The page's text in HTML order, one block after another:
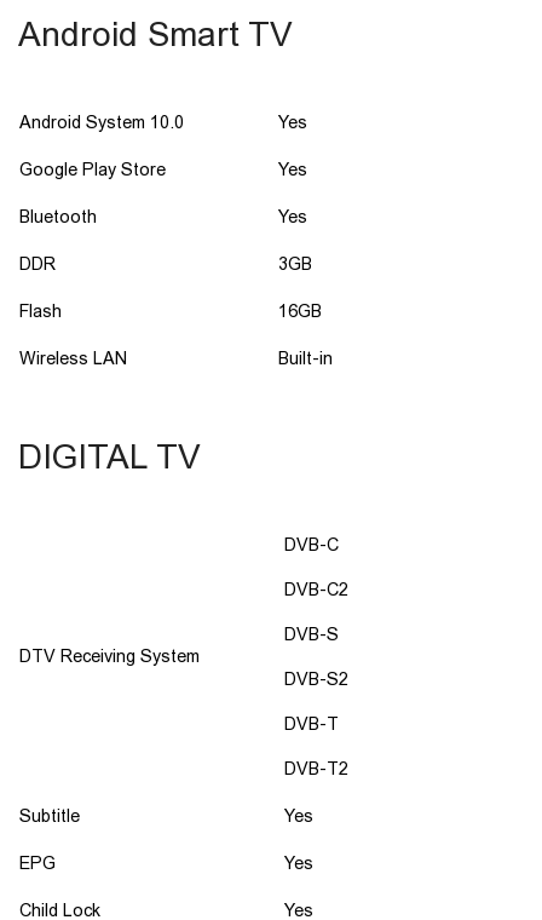
Android Smart TV
Android System 10.0 Yes
Google Play Store Yes
Bluetooth Yes
DDR 3GB
Flash 16GB
Wireless LAN Built-in
DIGITAL TV
DTV Receiving System
DVB-C
DVB-C2
DVB-S
DVB-S2
DVB-T
DVB-T2
Subtitle Yes
EPG Yes
Child Lock Yes